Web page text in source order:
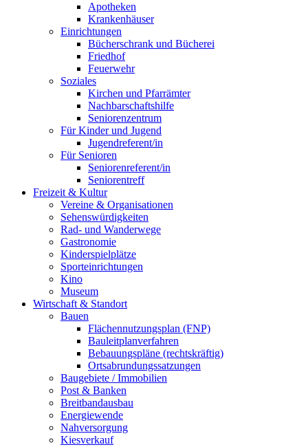
Apotheken
Krankenhäuser
Einrichtungen
Bücherschrank und Bücherei
Friedhof
Feuerwehr
Soziales
Kirchen und Pfarrämter
Nachbarschaftshilfe
Seniorenzentrum
Für Kinder und Jugend
Jugendreferent/in
Für Senioren
Seniorenreferent/in
Seniorentreff
Freizeit & Kultur
Vereine & Organisationen
Sehenswürdigkeiten
Rad- und Wanderwege
Gastronomie
Kinderspielplätze
Sporteinrichtungen
Kino
Museum
Wirtschaft & Standort
Bauen
Flächennutzungsplan (FNP)
Bauleitplanverfahren
Bebauungspläne (rechtskräftig)
Ortsabrundungssatzungen
Baugebiete / Immobilien
Post & Banken
Breitbandausbau
Energiewende
Nahversorgung
Kiesverkauf